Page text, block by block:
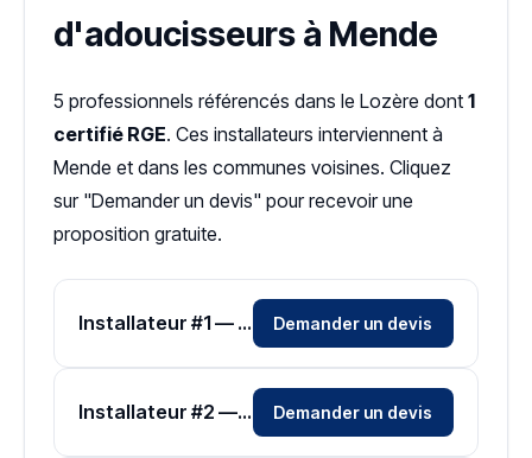
d'adoucisseurs à Mende
5 professionnels référencés dans le Lozère dont 1
certifié RGE. Ces installateurs interviennent à
Mende et dans les communes voisines. Cliquez
sur "Demander un devis" pour recevoir une
proposition gratuite.
Installateur #1 — Zone Lozère Demander un devis
Installateur #2 — Zone Lozère Demander un devis